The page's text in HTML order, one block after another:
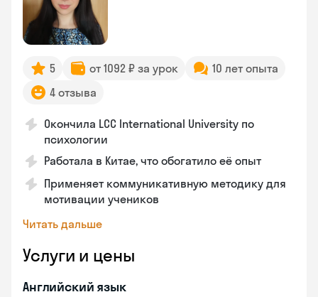
5 от 1092 ₽ за урок
10 лет опыта
4 отзыва
Окончила LCC International University по
психологии
Работала в Китае, что обогатило её опыт
Применяет коммуникативную методику для
мотивации учеников
Читать дальше
Услуги и цены
Английский язык